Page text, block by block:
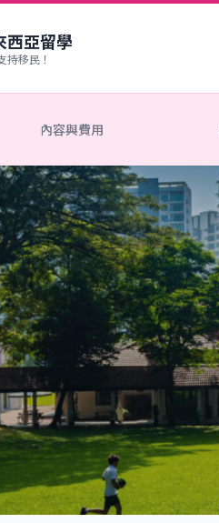
西亞留學
持移民！
內容與費用